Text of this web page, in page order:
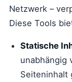
Netzwerk –
Diese Tools
Statische
unabhängig
Seiteninhalt